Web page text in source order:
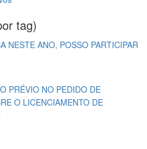
tag)
NESTE ANO, POSSO PARTICIPAR
PRÉVIO NO PEDIDO DE
O LICENCIAMENTO DE